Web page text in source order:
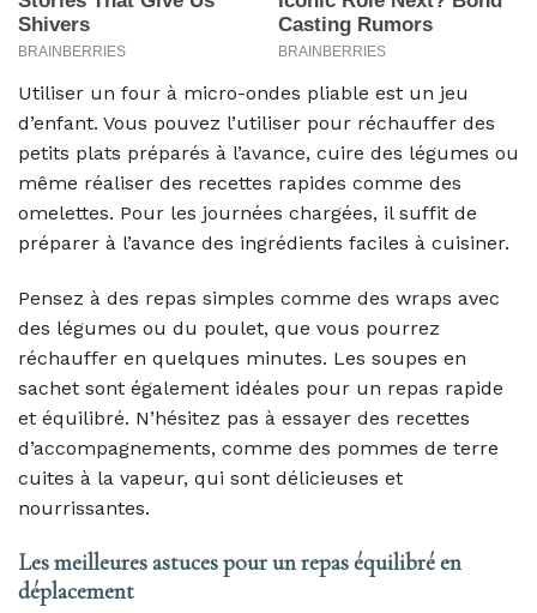
Utiliser un four à micro-ondes pliable est un jeu
d’enfant. Vous pouvez l’utiliser pour réchauffer des
petits plats préparés à l’avance, cuire des légumes ou
même réaliser des recettes rapides comme des
omelettes. Pour les journées chargées, il suffit de
préparer à l’avance des ingrédients faciles à cuisiner.
Pensez à des repas simples comme des wraps avec
des légumes ou du poulet, que vous pourrez
réchauffer en quelques minutes. Les soupes en
sachet sont également idéales pour un repas rapide
et équilibré. N’hésitez pas à essayer des recettes
d’accompagnements, comme des pommes de terre
cuites à la vapeur, qui sont délicieuses et
nourrissantes.
Les meilleures astuces pour un repas équilibré en
déplacement